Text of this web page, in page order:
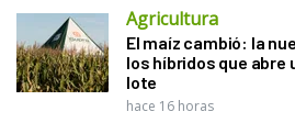
Agricultura
El maíz cambió: la
los híbridos que abre
lote
hace 16 horas